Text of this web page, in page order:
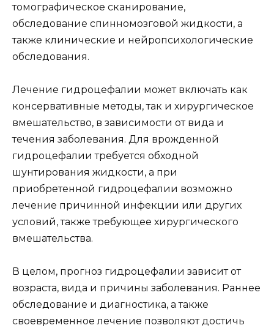
томографическое сканирование,
обследование спинномозговой жидкости, а
также клинические и нейропсихологические
обследования.
Лечение гидроцефалии может включать как
консервативные методы, так и хирургическое
вмешательство, в зависимости от вида и
течения заболевания. Для врожденной
гидроцефалии требуется обходной
шунтирования жидкости, а при
приобретенной гидроцефалии возможно
лечение причинной инфекции или других
условий, также требующее хирургического
вмешательства.
В целом, прогноз гидроцефалии зависит от
возраста, вида и причины заболевания. Раннее
обследование и диагностика, а также
своевременное лечение позволяют достичь